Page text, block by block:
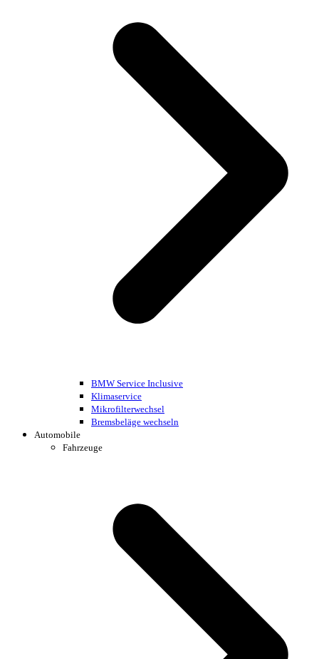
BMW Service Inclusive
Klimaservice
Mikrofilterwechsel
Bremsbeläge wechseln
Automobile
Fahrzeuge